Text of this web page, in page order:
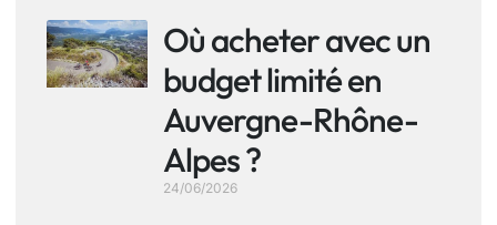
Où acheter avec un
budget limité en
Auvergne-Rhône-
Alpes ?
24/06/2026